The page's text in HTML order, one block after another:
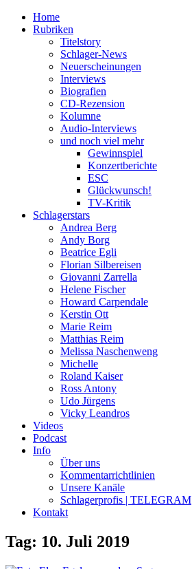
Home
Rubriken
Titelstory
Schlager-News
Neuerscheinungen
Interviews
Biografien
CD-Rezension
Kolumne
Audio-Interviews
und noch viel mehr
Gewinnspiel
Konzertberichte
ESC
Glückwunsch!
TV-Kritik
Schlagerstars
Andrea Berg
Andy Borg
Beatrice Egli
Florian Silbereisen
Giovanni Zarrella
Helene Fischer
Howard Carpendale
Kerstin Ott
Marie Reim
Matthias Reim
Melissa Naschenweng
Michelle
Roland Kaiser
Ross Antony
Udo Jürgens
Vicky Leandros
Videos
Podcast
Info
Über uns
Kommentarrichtlinien
Unsere Kanäle
Schlagerprofis | TELEGRAM
Kontakt
Tag: 10. Juli 2019